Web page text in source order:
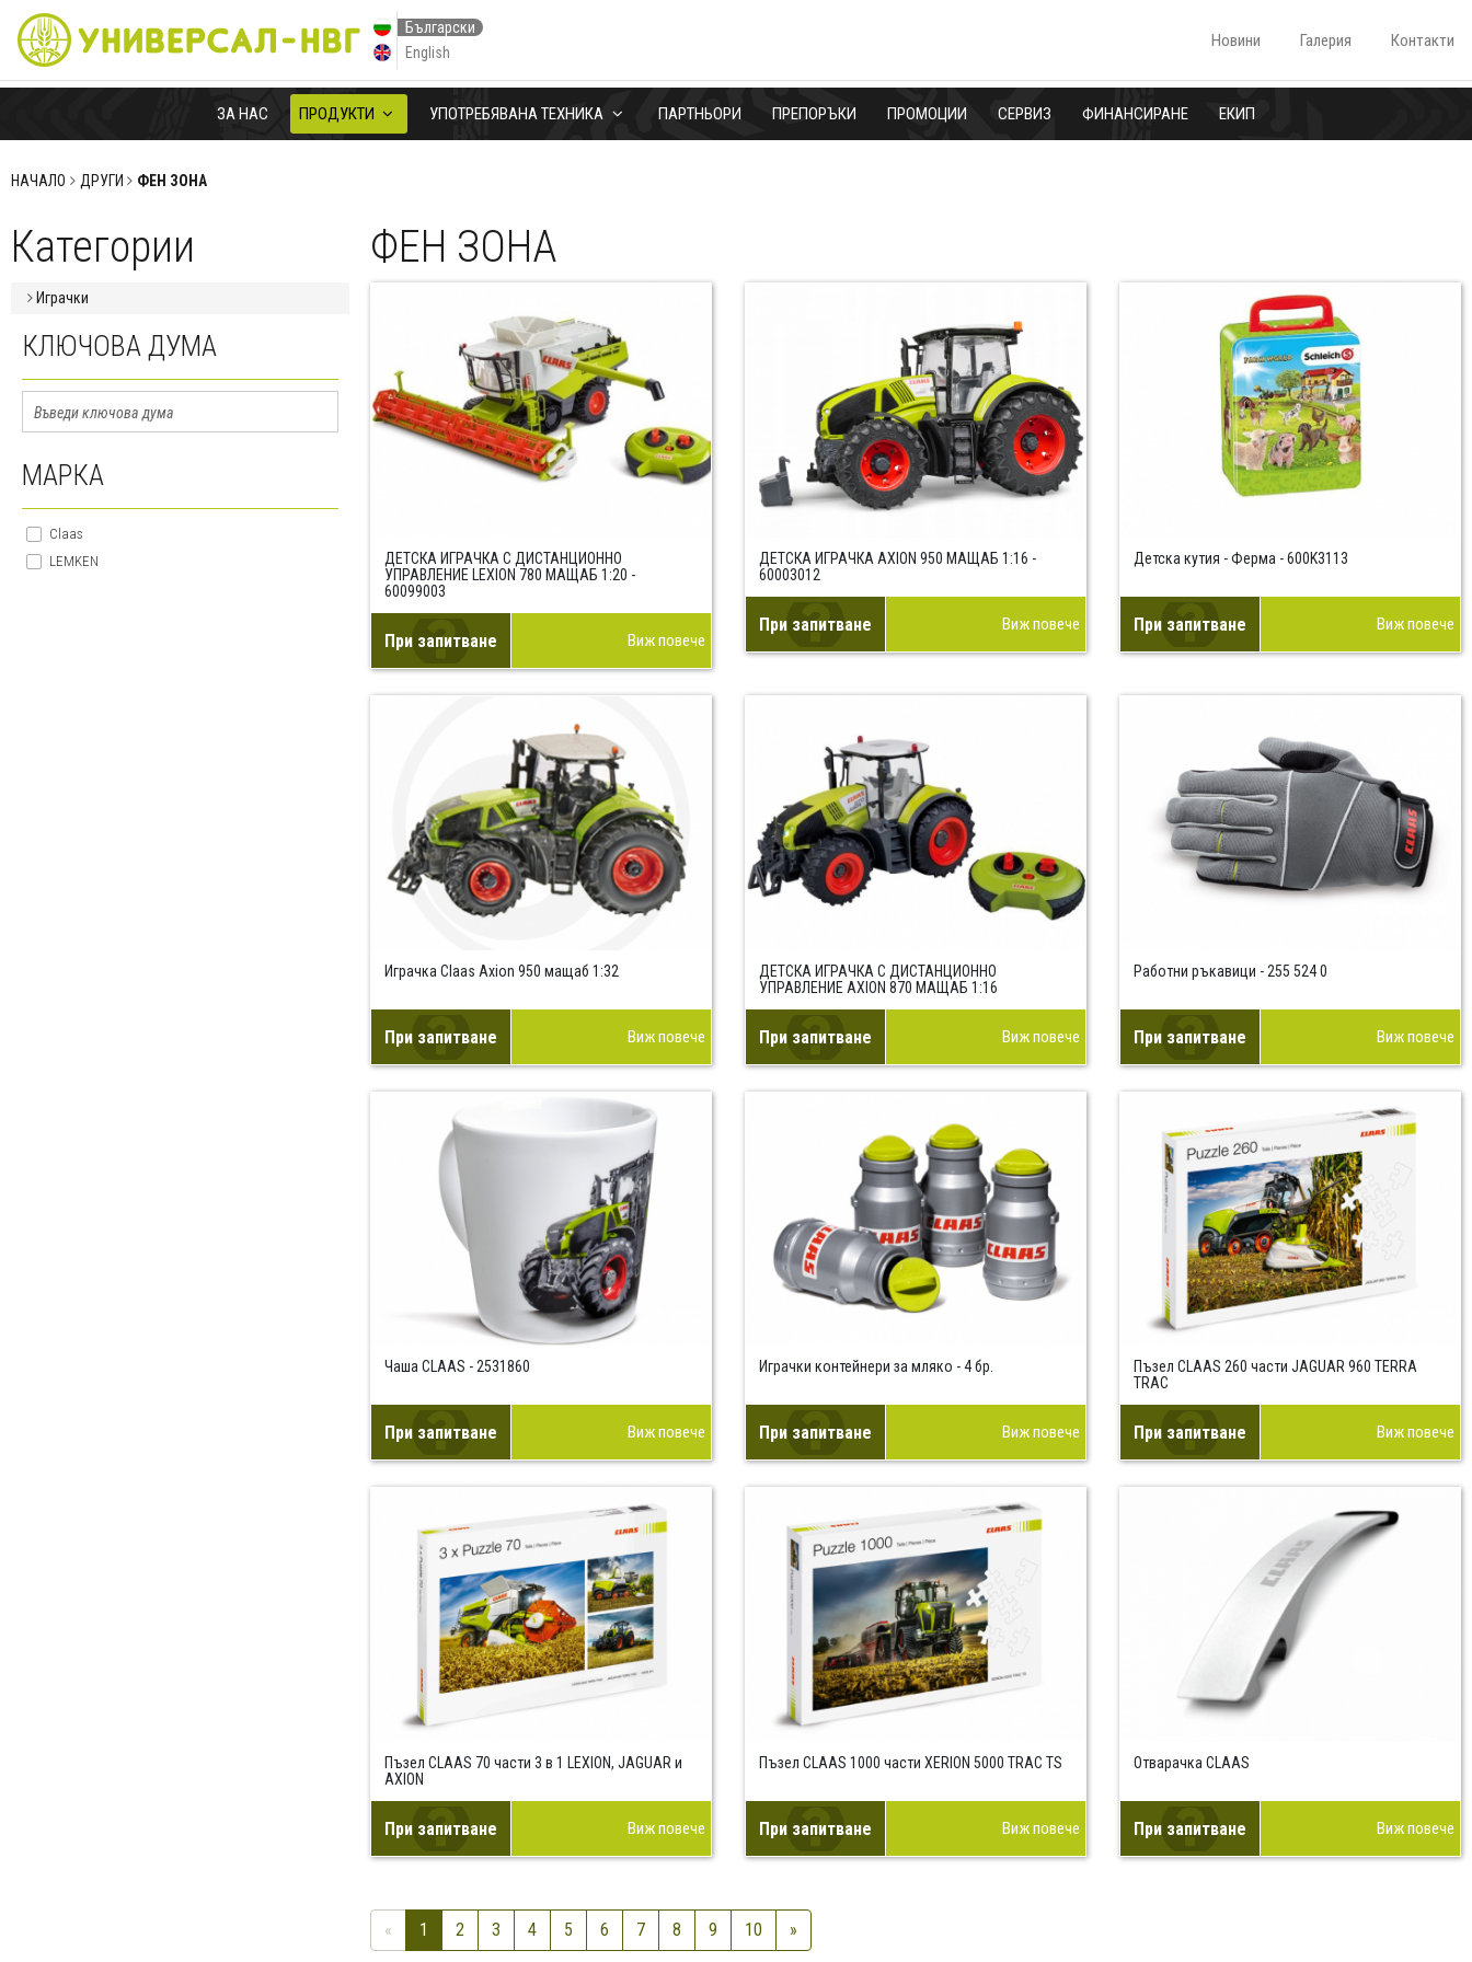
ЗА НАС ПРОДУКТИ УПОТРЕБЯВАНА ТЕХНИКА ПАРТНЬОРИ ПРЕПОРЪКИ ПРОМОЦИИ СЕРВИЗ ФИНАНСИРАНЕ ЕКИП
Новини Галерия Контакти
Български
English
НАЧАЛО ДРУГИ ФЕН ЗОНА
Категории
Играчки
КЛЮЧОВА ДУМА
МАРКА
Claas
LEMKEN
ФЕН ЗОНА
ДЕТСКА ИГРАЧКА С ДИСТАНЦИОННО
УПРАВЛЕНИЕ LEXION 780 МАЩАБ 1:20 -
60099003
При запитване Виж повече
ДЕТСКА ИГРАЧКА AXION 950 МАЩАБ 1:16 -
60003012
При запитване Виж повече
Детска кутия - Ферма - 600K3113
При запитване Виж повече
Играчка Claas Axion 950 мащаб 1:32
При запитване Виж повече
ДЕТСКА ИГРАЧКА С ДИСТАНЦИОННО
УПРАВЛЕНИЕ AXION 870 МАЩАБ 1:16
При запитване Виж повече
Работни ръкавици - 255 524 0
При запитване Виж повече
Чаша CLAAS - 2531860
При запитване Виж повече
Играчки контейнери за мляко - 4 бр.
При запитване Виж повече
Пъзел CLAAS 260 части JAGUAR 960 TERRA
TRAC
При запитване Виж повече
Пъзел CLAAS 70 части 3 в 1 LEXION, JAGUAR и
AXION
При запитване Виж повече
Пъзел CLAAS 1000 части XERION 5000 TRAC TS
При запитване Виж повече
Отварачка CLAAS
При запитване Виж повече
« 1 2 3 4 5 6 7 8 9 10 »